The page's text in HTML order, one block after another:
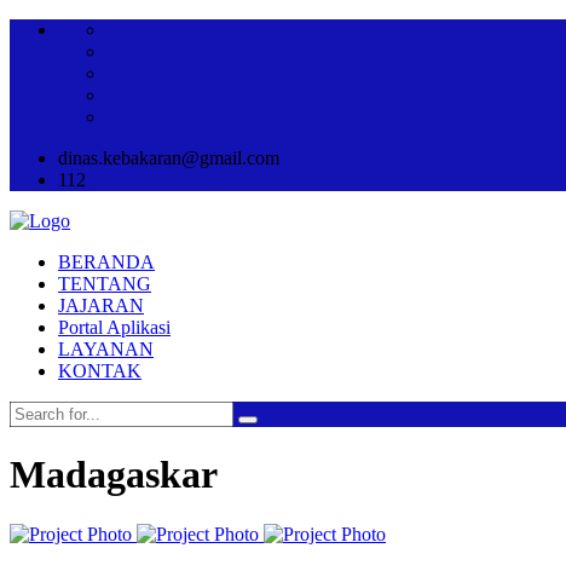
dinas.kebakaran@gmail.com
112
BERANDA
TENTANG
JAJARAN
Portal Aplikasi
LAYANAN
KONTAK
Madagaskar